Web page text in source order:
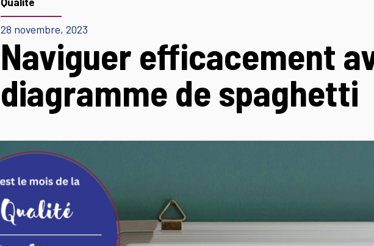
28 novembre, 2023
Naviguer efficacement
diagramme de spaghetti